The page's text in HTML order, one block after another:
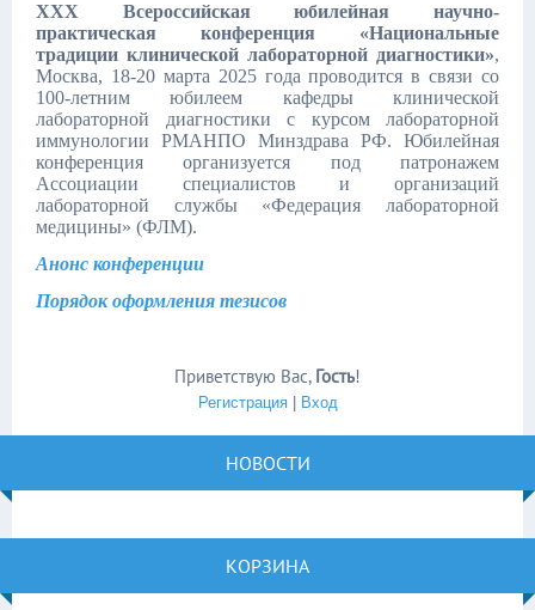
XXX Всероссийская юбилейная научно-
практическая конференция «Национальные
традиции клинической лабораторной диагностики»,
Москва, 18-20 марта 2025 года проводится в связи со
100-летним юбилеем кафедры клинической
лабораторной диагностики с курсом лабораторной
иммунологии РМАНПО Минздрава РФ. Юбилейная
конференция организуется под патронажем
Ассоциации специалистов и организаций
лабораторной службы «Федерация лабораторной
медицины» (ФЛМ).
Анонс конференции
Порядок оформления тезисов
Приветствую Вас, Гость!
Регистрация| Вход
НОВОСТИ
КОРЗИНА